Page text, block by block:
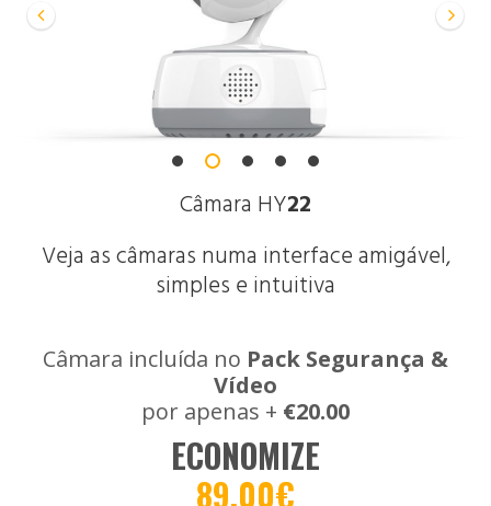
Câmara HY22
Veja as câmaras numa interface amigável,
simples e intuitiva
Câmara incluída no Pack Segurança &
Vídeo
por apenas + €20.00
ECONOMIZE
89.00€